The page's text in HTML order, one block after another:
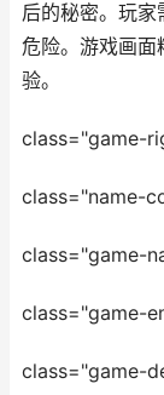
后的秘密。玩
危险。游戏画面
验。
class="game-
class="name-
class="game-
class="game-
class="game-